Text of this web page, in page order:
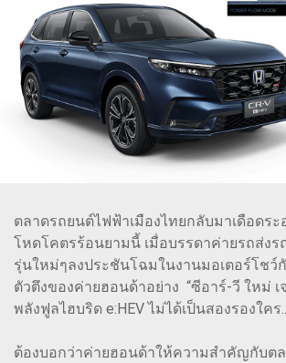
ตลาดรถยนต์ไฟฟ้าเมืองไทยกลับมาเดือดร
โหดโคตรร้อนยามนี้ เมื่อบรรดาค่ายรถส่ง
รุ่นใหม่ๆลงประชันโฉมในงานมอเตอร์โชว์
ตัวตึงของค่ายฮอนด้าอย่าง “ซีอาร์-วี ใหม่ เ
พลังฟูลไฮบริด e:HEV ไม่ได้เป็นสองรองใคร
ต้องบอกว่าค่ายฮอนด้าให้ความสำคัญกับตล